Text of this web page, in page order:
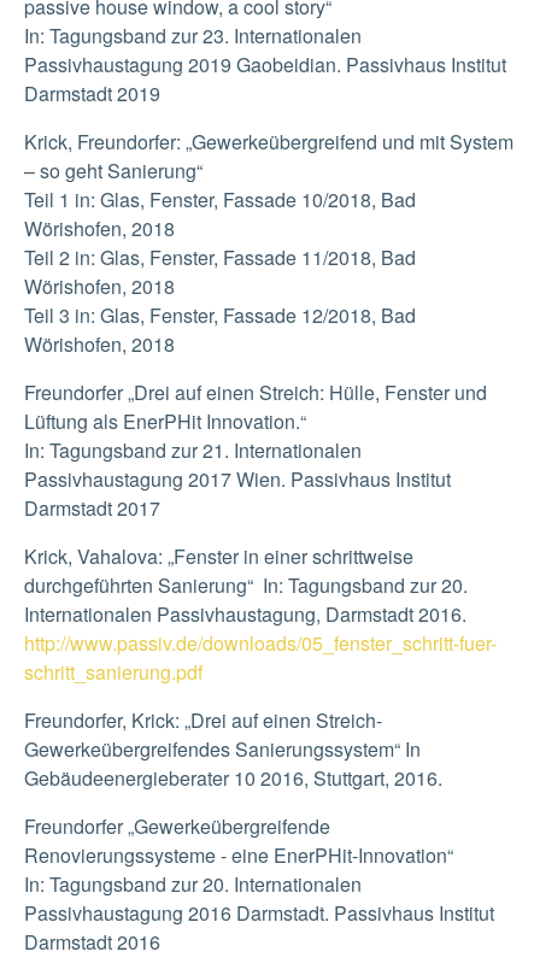
passive house window, a cool story“
In: Tagungsband zur 23. Internationalen
Passivhaustagung 2019 Gaobeidian. Passivhaus Institut
Darmstadt 2019
Krick, Freundorfer: „Gewerkeübergreifend und mit System
– so geht Sanierung“
Teil 1 in: Glas, Fenster, Fassade 10/2018, Bad
Wörishofen, 2018
Teil 2 in: Glas, Fenster, Fassade 11/2018, Bad
Wörishofen, 2018
Teil 3 in: Glas, Fenster, Fassade 12/2018, Bad
Wörishofen, 2018
Freundorfer „Drei auf einen Streich: Hülle, Fenster und
Lüftung als EnerPHit Innovation.“
In: Tagungsband zur 21. Internationalen
Passivhaustagung 2017 Wien. Passivhaus Institut
Darmstadt 2017
Krick, Vahalova: „Fenster in einer schrittweise
durchgeführten Sanierung“ In: Tagungsband zur 20.
Internationalen Passivhaustagung, Darmstadt 2016.
http://www.passiv.de/downloads/05_fenster_schritt-fuer-
schritt_sanierung.pdf
Freundorfer, Krick: „Drei auf einen Streich-
Gewerkeübergreifendes Sanierungssystem“ In
Gebäudeenergieberater 10 2016, Stuttgart, 2016.
Freundorfer „Gewerkeübergreifende
Renovierungssysteme - eine EnerPHit-Innovation“
In: Tagungsband zur 20. Internationalen
Passivhaustagung 2016 Darmstadt. Passivhaus Institut
Darmstadt 2016